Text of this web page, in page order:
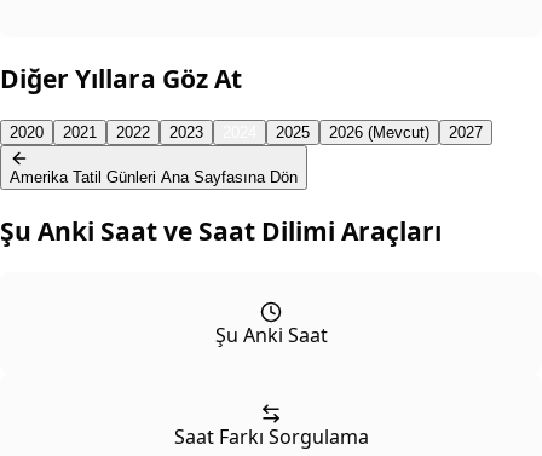
Diğer Yıllara Göz At
2020 2021 2022 2023 2025 2026 (Mevcut) 2027
Amerika Tatil Günleri Ana Sayfasına Dön
Şu Anki Saat ve Saat Dilimi Araçları
Şu Anki Saat
Saat Farkı Sorgulama